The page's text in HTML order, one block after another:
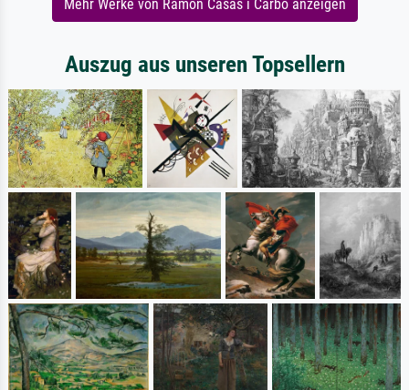
Mehr Werke von Ramon Casas i Carbo anzeigen
Auszug aus unseren Topsellern